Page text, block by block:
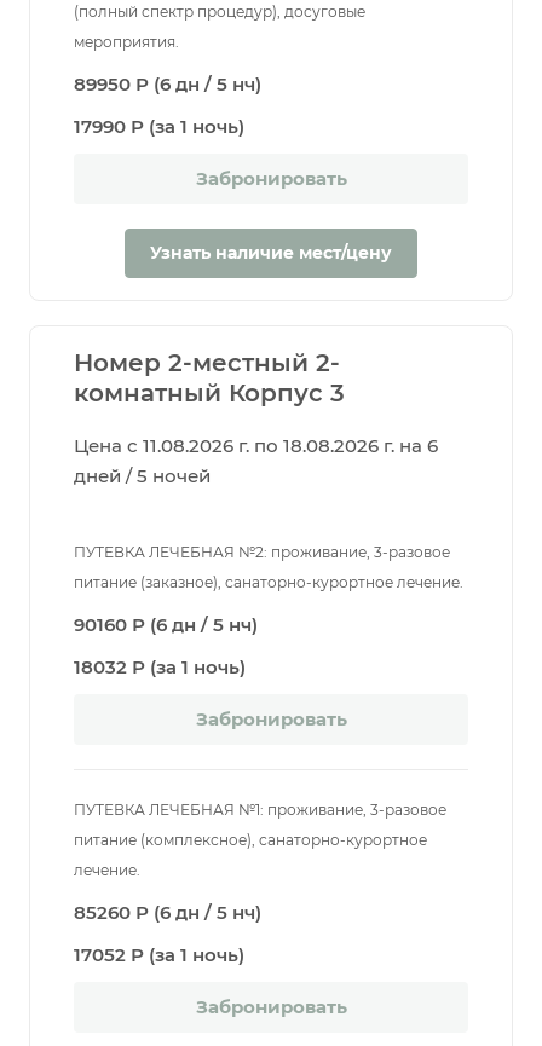
(полный спектр процедур), досуговые
мероприятия.
89950 Р (6 дн / 5 нч)
17990 Р (за 1 ночь)
Забронировать
Узнать наличие мест/цену
Номер 2-местный 2-
комнатный Корпус 3
Цена с 11.08.2026 г. по 18.08.2026 г. на 6
дней / 5 ночей
ПУТЕВКА ЛЕЧЕБНАЯ №2: проживание, 3-разовое
питание (заказное), санаторно-курортное лечение.
90160 Р (6 дн / 5 нч)
18032 Р (за 1 ночь)
Забронировать
ПУТЕВКА ЛЕЧЕБНАЯ №1: проживание, 3-разовое
питание (комплексное), санаторно-курортное
лечение.
85260 Р (6 дн / 5 нч)
17052 Р (за 1 ночь)
Забронировать